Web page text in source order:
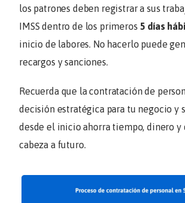
los patrones deben registrar a sus
IMSS dentro de los primeros 5 días
inicio de labores. No hacerlo puede
recargos y sanciones.
Recuerda que la contratación de
decisión estratégica para tu negocio y
desde el inicio ahorra tiempo, dinero y
cabeza a futuro.